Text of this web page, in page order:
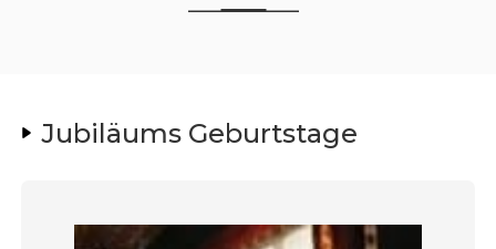
Jubiläums Geburtstage